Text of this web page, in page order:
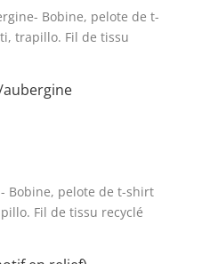
aubergine